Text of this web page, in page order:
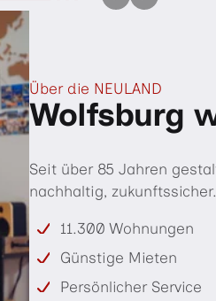
gemeinsam mit anderen.
Über die NEULAND
Wolfsburg
Seit über 85 Jahren
nachhaltig, zukunftssicher.
11.300 Wohnungen
Günstige Mieten
Persönlicher Service